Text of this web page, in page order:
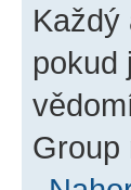
Každý
pokud
Group